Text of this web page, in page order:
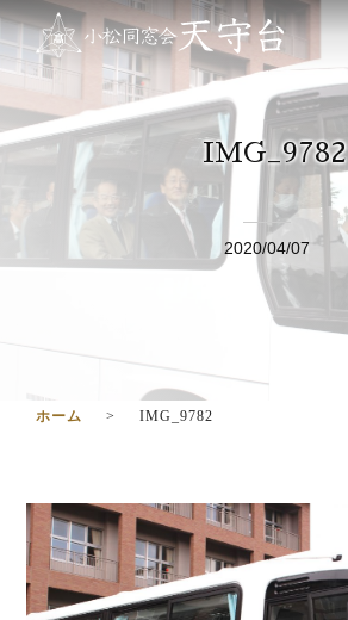
IMG_9782
2020/04/07
ホーム IMG_9782